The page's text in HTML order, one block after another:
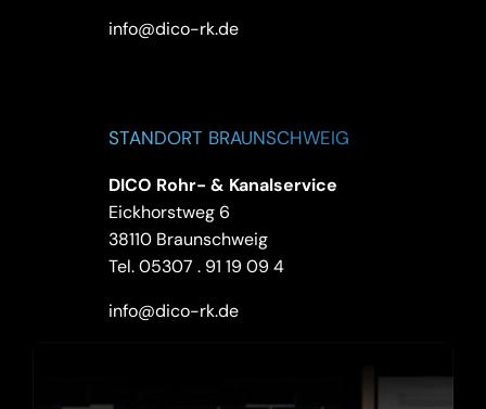
info@dico-rk.de
STANDORT BRAUNSCHWEIG
DICO Rohr- & Kanalservice
Eickhorstweg 6
38110 Braunschweig
Tel.05307 . 91 19 09 4
info@dico-rk.de